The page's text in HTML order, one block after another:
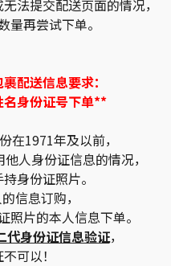
法提交配送页面的情况，
量再尝试下单。
配送信息要求：
名身份证号下单**
1971年及以前，
人身份证信息的情况，
身份证照片。
信息订购，
片的本人信息下单。
代身份证信息验证，
可以！